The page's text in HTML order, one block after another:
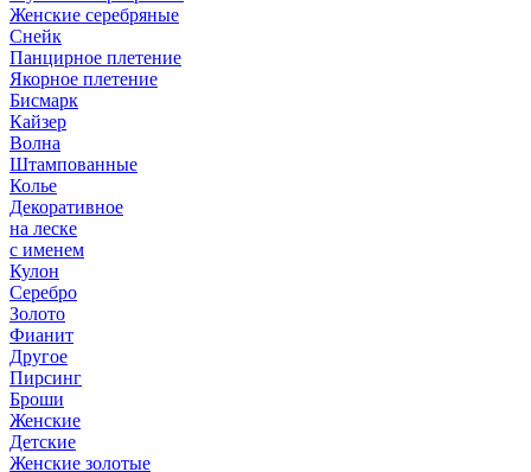
Женские серебряные
Снейк
Панцирное плетение
Якорное плетение
Бисмарк
Кайзер
Волна
Штампованные
Колье
Декоративное
на леске
с именем
Кулон
Серебро
Золото
Фианит
Другое
Пирсинг
Броши
Женские
Детские
Женские золотые